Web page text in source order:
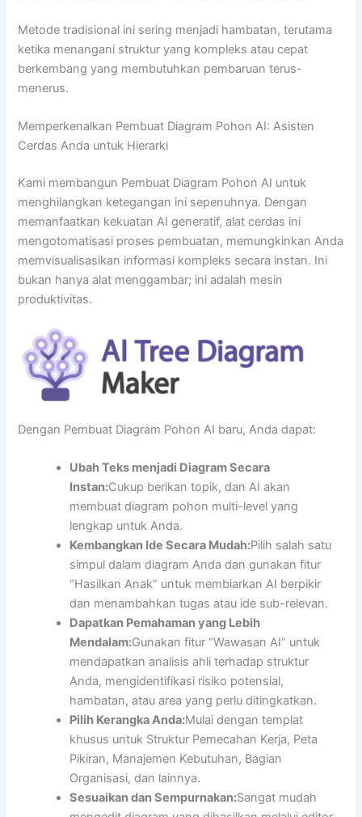
Metode tradisional ini sering menjadi hambatan, terutama
ketika menangani struktur yang kompleks atau cepat
berkembang yang membutuhkan pembaruan terus-
menerus.
Memperkenalkan Pembuat Diagram Pohon AI: Asisten
Cerdas Anda untuk Hierarki
Kami membangun Pembuat Diagram Pohon AI untuk
menghilangkan ketegangan ini sepenuhnya. Dengan
memanfaatkan kekuatan AI generatif, alat cerdas ini
mengotomatisasi proses pembuatan, memungkinkan Anda
memvisualisasikan informasi kompleks secara instan. Ini
bukan hanya alat menggambar; ini adalah mesin
produktivitas.
Dengan Pembuat Diagram Pohon AI baru, Anda dapat:
Ubah Teks menjadi Diagram Secara
Instan:Cukup berikan topik, dan AI akan
membuat diagram pohon multi-level yang
lengkap untuk Anda.
Kembangkan Ide Secara Mudah:Pilih salah satu
simpul dalam diagram Anda dan gunakan fitur
“Hasilkan Anak” untuk membiarkan AI berpikir
dan menambahkan tugas atau ide sub-relevan.
Dapatkan Pemahaman yang Lebih
Mendalam:Gunakan fitur “Wawasan AI” untuk
mendapatkan analisis ahli terhadap struktur
Anda, mengidentifikasi risiko potensial,
hambatan, atau area yang perlu ditingkatkan.
Pilih Kerangka Anda:Mulai dengan templat
khusus untuk Struktur Pemecahan Kerja, Peta
Pikiran, Manajemen Kebutuhan, Bagian
Organisasi, dan lainnya.
Sesuaikan dan Sempurnakan:Sangat mudah